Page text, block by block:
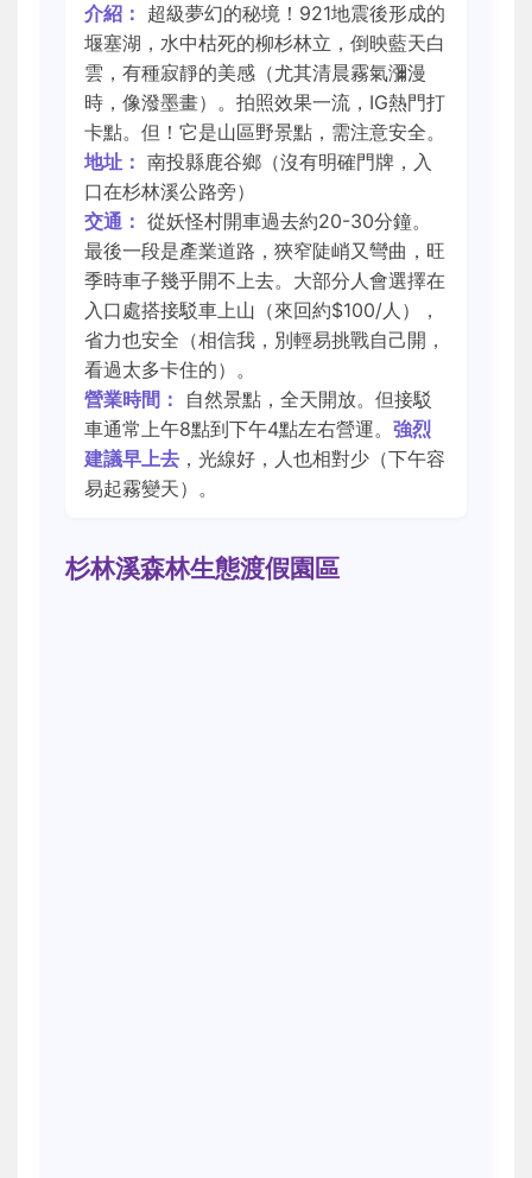
介紹： 超級夢幻的秘境！921地震後形成的
堰塞湖，水中枯死的柳杉林立，倒映藍天白
雲，有種寂靜的美感（尤其清晨霧氣瀰漫
時，像潑墨畫）。拍照效果一流，IG熱門打
卡點。但！它是山區野景點，需注意安全。
地址： 南投縣鹿谷鄉（沒有明確門牌，入
口在杉林溪公路旁）
交通： 從妖怪村開車過去約20-30分鐘。
最後一段是產業道路，狹窄陡峭又彎曲，旺
季時車子幾乎開不上去。大部分人會選擇在
入口處搭接駁車上山（來回約$100/人），
省力也安全（相信我，別輕易挑戰自己開，
看過太多卡住的）。
營業時間：
自然景點，全天開放。但接駁
車通常上午8點到下午4點左右營運。 強烈
建議早上去 ，光線好，人也相對少（下午容
易起霧變天）。
杉林溪森林生態渡假園區